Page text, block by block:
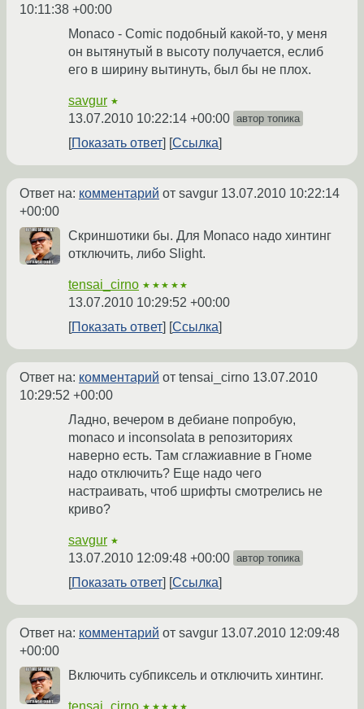
10:11:38 +00:00
Monaco - Comic подобный какой-то, у меня
он вытянутый в высоту получается, еслиб
его в ширину вытинуть, был бы не плох.
savgur ★
13.07.2010 10:22:14 +00:00 автор топика
Показать ответ Ссылка
Ответ на: комментарий от savgur 13.07.2010 10:22:14
+00:00
Скриншотики бы. Для Monaco надо хинтинг
отключить, либо Slight.
tensai_cirno ★★★★★
13.07.2010 10:29:52 +00:00
Показать ответ
Ссылка
Ответ на: комментарий от tensai_cirno 13.07.2010
10:29:52 +00:00
Ладно, вечером в дебиане попробую,
monaco и inconsolata в репозиториях
наверно есть. Там сглажиавние в Гноме
надо отключить? Еще надо чего
настраивать, чтоб шрифты смотрелись не
криво?
savgur ★
13.07.2010 12:09:48 +00:00 автор топика
Показать ответ Ссылка
Ответ на: комментарий от savgur 13.07.2010 12:09:48
+00:00
Включить субпиксель и отключить хинтинг.